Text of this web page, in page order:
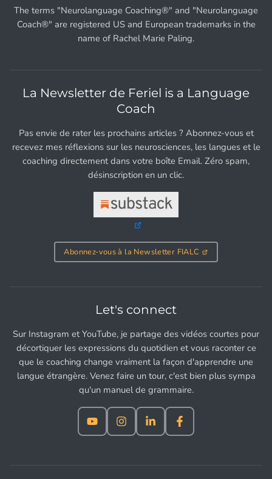
The terms "Neurolanguage Coaching®" and "Neurolanguage
Coach®" are registered US and European trademarks in the
name of Rachel Marie Paling.
La Newsletter de Feriel is a Language
Coach
Pas envie de rater les prochains articles ? Abonnez-vous et
recevez mes réflexions sur les neurosciences, les langues et le
coaching directement dans votre boîte Email. Zéro spam,
désinscription en un clic.
Abonnez-vous à la Newsletter FIALC
Let's connect
Sur Instagram et YouTube, je partage des vidéos courtes pour
décortiquer les expressions du quotidien et vous raconter ce
que le coaching change vraiment la façon d'apprendre une
langue étrangère. Venez faire un tour, c'est bien plus sympa
qu'un manuel de grammaire.